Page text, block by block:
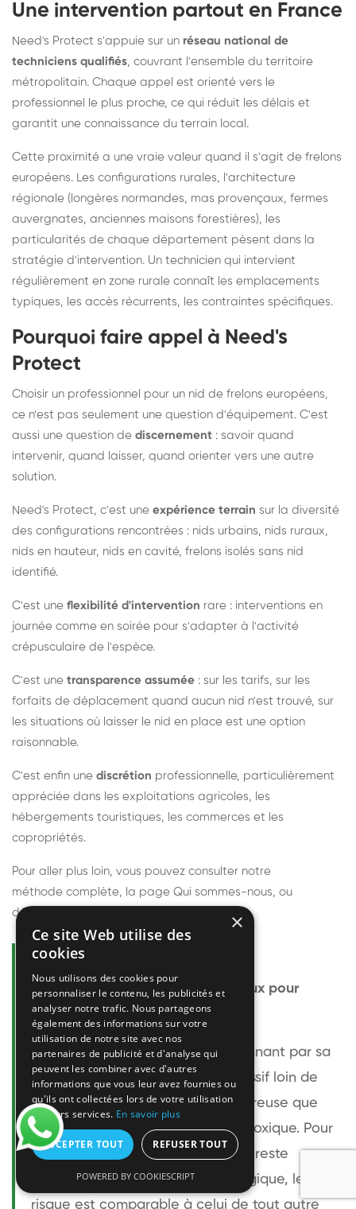
Une intervention partout en France
Need's Protect s'appuie sur un réseau national de
techniciens qualifiés, couvrant l'ensemble du territoire
métropolitain. Chaque appel est orienté vers le
professionnel le plus proche, ce qui réduit les délais et
garantit une connaissance du terrain local.
Cette proximité a une vraie valeur quand il s'agit de frelons
européens. Les configurations rurales, l'architecture
régionale (longères normandes, mas provençaux, fermes
auvergnates, anciennes maisons forestières), les
particularités de chaque département pèsent dans la
stratégie d'intervention. Un technicien qui intervient
régulièrement en zone rurale connaît les emplacements
typiques, les accès récurrents, les contraintes spécifiques.
Pourquoi faire appel à Need's
Protect
Choisir un professionnel pour un nid de frelons européens,
ce n'est pas seulement une question d'équipement. C'est
aussi une question de discernement : savoir quand
intervenir, quand laisser, quand orienter vers une autre
solution.
Need's Protect, c'est une expérience terrain sur la diversité
des configurations rencontrées : nids urbains, nids ruraux,
nids en hauteur, nids en cavité, frelons isolés sans nid
identifié.
C'est une flexibilité d'intervention rare : interventions en
journée comme en soirée pour s'adapter à l'activité
crépusculaire de l'espèce.
C'est une transparence assumée : sur les tarifs, sur les
forfaits de déplacement quand aucun nid n'est trouvé, sur
les situations où laisser le nid en place est une option
raisonnable.
C'est enfin une discrétion professionnelle, particulièrement
appréciée dans les exploitations agricoles, les
hébergements touristiques, les commerces et les
copropriétés.
Pour aller plus loin, vous pouvez consulter notre
méthode complète, la page Qui sommes-nous, ou
découvrir
Questions fréquentes
Le frelon européen est-il dangereux pour
l'homme ?
Le frelon européen est impressionnant par sa
taille mais relativement peu agressif loin de
son nid. Sa piqûre est plus douloureuse que
celle d'une guêpe sans être plus toxique. Pour
une personne non allergique, elle reste
bénigne. Pour une personne allergique, le
risque est comparable à celui de tout autre
×
Ce site Web utilise des
cookies
Nous utilisons des cookies pour
personnaliser le contenu, les publicités et
analyser notre trafic. Nous partageons
également des informations sur votre
utilisation de notre site avec nos
partenaires de publicité et d'analyse qui
peuvent les combiner avec d'autres
informations que vous leur avez fournies ou
qu'ils ont collectées lors de votre utilisation
de leurs services. En savoir plus
ACCEPTER TOUT REFUSER TOUT
POWERED BY COOKIESCRIPT